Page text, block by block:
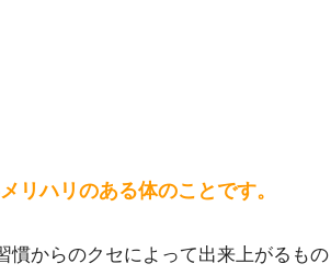
リハリのある体のことです。
慣からのクセによって出来上がるもの